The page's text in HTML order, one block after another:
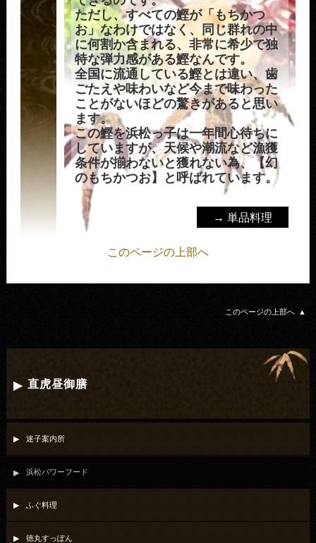
ただし、すべての鰹が「もちかつ
お」なわけではなく、同じ群れの中
に何割か含まれる、非常に希少で独
特な弾力感がある鰹なんです。
全国に流通している鰹とは違い、歯
ごたえや味わいなど今まで味わった
ことがないほどの驚きがあると思い
ます。
この鰹を浜松っ子は一年間心待ちに
していますが、天候や潮流など漁獲
条件が揃わないと獲れない為、【幻
のもちかつお】と呼ばれています。
→ 単品料理
このページの上部へ
このページの上部へ
直虎昼御膳
迷子案内所
浜松パワーフード
ふぐ料理
徳丸すっぽん